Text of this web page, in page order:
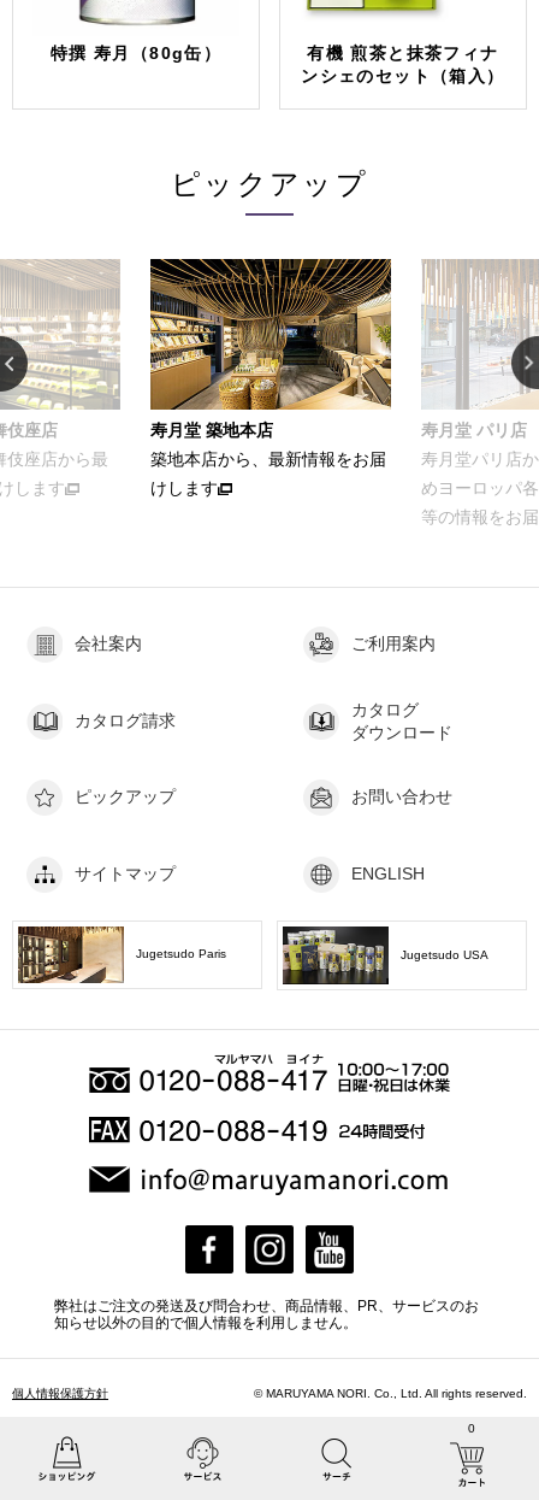
特撰 寿月（80g缶）
有機 煎茶と抹茶フィナ
ンシェのセット（箱入）
ピックアップ
伎座店
伎座店から最
します
寿月堂 築地本店
築地本店から、最新情報をお届
けします
寿月堂 パリ店
寿月堂パリ店
めヨーロッパ
等の情報をお
0
会社案内 ご利用案内
カタログ請求
カタログ
ダウンロード
ピックアップ お問い合わせ
サイトマップ ENGLISH
Jugetsudo Paris Jugetsudo USA
弊社はご注文の発送及び問合わせ、商品情報、PR、サービスのお
知らせ以外の目的で個人情報を利用しません。
個人情報保護方針 © MARUYAMA NORI. Co., Ltd. All rights reserved.